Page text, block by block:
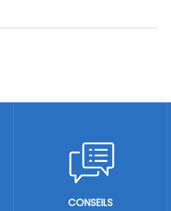
CONSEILS